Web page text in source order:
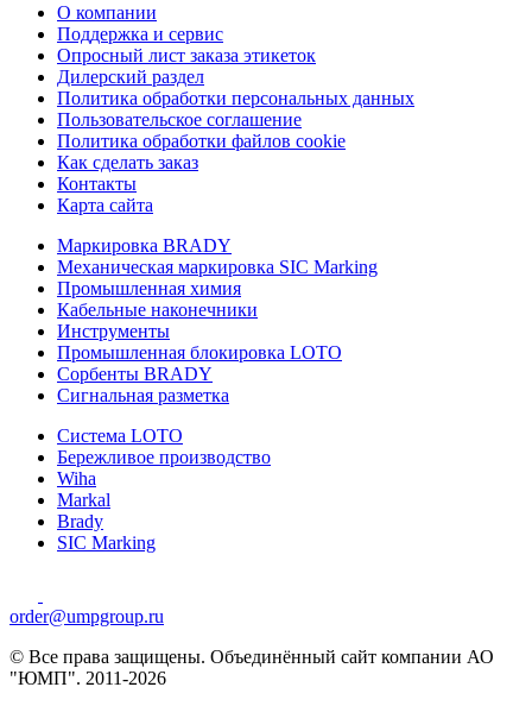
О компании
Поддержка и сервис
Опросный лист заказа этикеток
Дилерский раздел
Политика обработки персональных данных
Пользовательское соглашение
Политика обработки файлов cookie
Как сделать заказ
Контакты
Карта сайта
Маркировка BRADY
Механическая маркировка SIC Marking
Промышленная химия
Кабельные наконечники
Инструменты
Промышленная блокировка LOTO
Сорбенты BRADY
Сигнальная разметка
Система LOTO
Бережливое производство
Wiha
Markal
Brady
SIC Marking
order@umpgroup.ru
© Все права защищены. Объединённый сайт компании АО
"ЮМП". 2011-2026